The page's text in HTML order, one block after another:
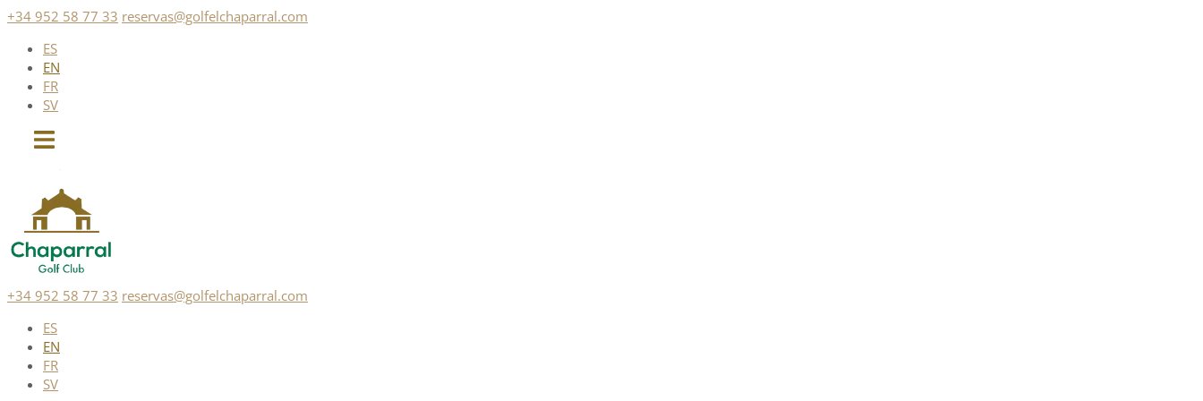
Skip
content
+34 952 58 77 33 reservas@golfelchaparral.com
ES
EN
FR
SV
+34 952 58 77 33 reservas@golfelchaparral.com
ES
EN
FR
SV